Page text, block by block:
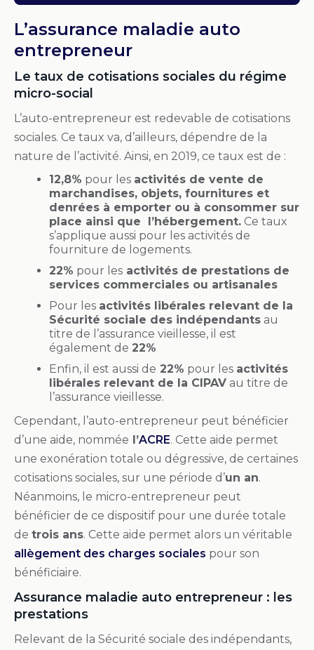
L’assurance maladie auto
entrepreneur
Le taux de cotisations sociales du régime
micro-social
L’auto-entrepreneur est redevable de cotisations
sociales. Ce taux va, d’ailleurs, dépendre de la
nature de l’activité. Ainsi, en 2019, ce taux est de :
12,8% pour les activités de vente de
marchandises, objets, fournitures et
denrées à emporter ou à consommer sur
place ainsi que l’hébergement. Ce taux
s’applique aussi pour les activités de
fourniture de logements.
22% pour les activités de prestations de
services commerciales ou artisanales
Pour les activités libérales relevant de la
Sécurité sociale des indépendants au
titre de l’assurance vieillesse, il est
également de 22%
Enfin, il est aussi de 22% pour les activités
libérales relevant de la CIPAV au titre de
l’assurance vieillesse.
Cependant, l’auto-entrepreneur peut bénéficier
d’une aide, nommée l’ACRE. Cette aide permet
une exonération totale ou dégressive, de certaines
cotisations sociales, sur une période d’un an.
Néanmoins, le micro-entrepreneur peut
bénéficier de ce dispositif pour une durée totale
de trois ans. Cette aide permet alors un véritable
allègement des charges sociales pour son
bénéficiaire.
Assurance maladie auto entrepreneur : les
prestations
Relevant de la Sécurité sociale des indépendants,